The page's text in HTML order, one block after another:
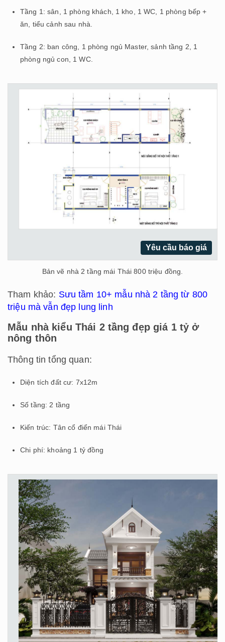
Tầng 1: sân, 1 phòng khách, 1 kho, 1 WC, 1 phòng bếp +
ăn, tiểu cảnh sau nhà.
Tầng 2: ban công, 1 phòng ngủ Master, sảnh tầng 2, 1
phòng ngủ con, 1 WC.
Yêu cầu báo giá
Bản vẽ nhà 2 tầng mái Thái 800 triệu đồng.
Tham khảo: Sưu tầm 10+ mẫu nhà 2 tầng từ 800
triệu mà vẫn đẹp lung linh
Mẫu nhà kiểu Thái 2 tầng đẹp giá 1 tỷ ở
nông thôn
Thông tin tổng quan:
Diện tích đất cư: 7x12m
Số tầng: 2 tầng
Kiến trúc: Tân cổ điển mái Thái
Chi phí: khoảng 1 tỷ đồng